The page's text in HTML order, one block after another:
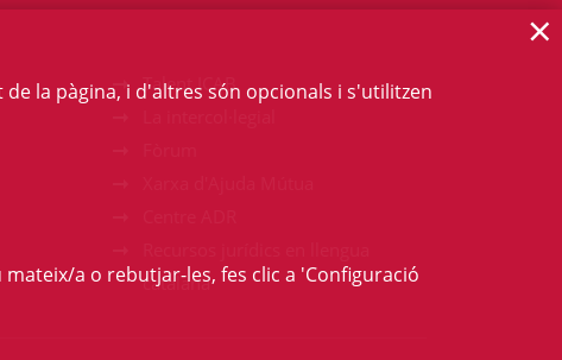
Talent ICAB
catalana
la pàgina, i d'altres són opcionals i s'utilitzen
a o rebutjar-les, fes clic a 'Configuració
×